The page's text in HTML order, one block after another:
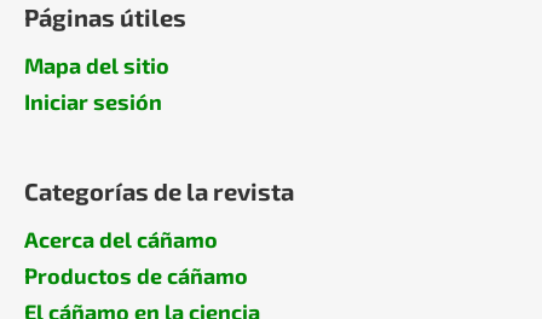
Páginas útiles
Mapa del sitio
Iniciar sesión
Categorías de la revista
Acerca del cáñamo
Productos de cáñamo
El cáñamo en la ciencia